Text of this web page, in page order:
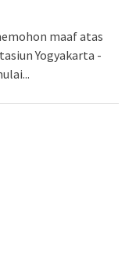
maaf atas
Yogyakarta -